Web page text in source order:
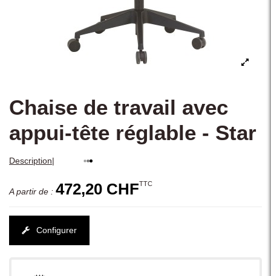
Chaise de travail avec
appui-tête réglable - Star
Description|
A partir de : 472,20 CHFTTC
Configurer